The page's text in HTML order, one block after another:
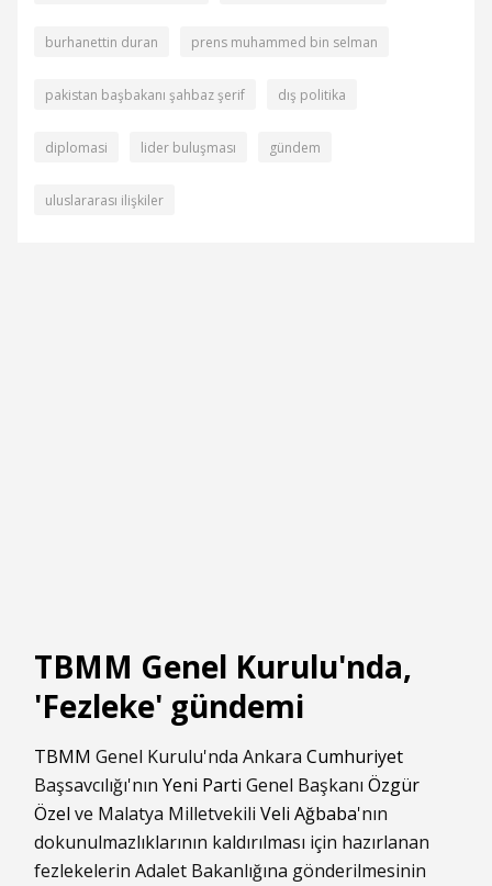
burhanettin duran prens muhammed bin selman
pakistan başbakanı şahbaz şerif dış politika
diplomasi lider buluşması gündem
uluslararası ilişkiler
TBMM Genel Kurulu'nda,
'Fezleke' gündemi
TBMM Genel Kurulu'nda Ankara Cumhuriyet
Başsavcılığı'nın Yeni Parti Genel Başkanı Özgür
Özel ve Malatya Milletvekili Veli Ağbaba'nın
dokunulmazlıklarının kaldırılması için hazırlanan
fezlekelerin Adalet Bakanlığına gönderilmesinin